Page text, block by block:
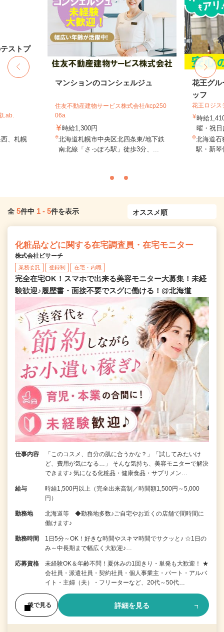
ストプ
、札幌
マンションのコンシェルジュ
住友不動産建物サービス株式会社/kcp250
06a
時給1,300円
北海道札幌市中央区北四条東/地下鉄
南北線「さっぽろ駅」徒歩3分、...
花王グル
ッフ
花王ロジ
時給
曜・祝
北海道石
駅・新琴
全 5件中 1 - 5件を表示
化粧品などに関する在宅調査員・在宅モニター
株式会社ビサーチ
業務委託 登録制 在宅・内職
完全在宅OK！スマホで出来る美容モニター大募集！未経
験歓迎♪履歴書・面接不要でスグに働ける！@北海道
仕事内容
「このコスメ、自分の肌に合うかな？」「試してみたいけ
ど、費用が気になる…」 そんな気持ち、美容モニターで解決
できます♪ 気になる化粧品・健康食品・サプリメン…
給与
時給1,500円以上（完全出来高制／時間額1,500円～5,000
円）
勤務地
北海道等 ◆勤務地多数♪ご自宅やお近くの店舗で間時間に
働けます♪
勤務時間
1日5分～OK！好きな時間やスキマ時間でサクッと♪ ☆1日の
み～中長期まで幅広く大歓迎♪…
応募資格
未経験OK＆年齢不問！夏休みの1回きり・単発も大歓迎！ ★
会社員・派遣社員・契約社員・個人事業主・パート・アルバ
イト・主婦（夫）・フリーターなど、20代～50代…
後で見る 詳細を見る